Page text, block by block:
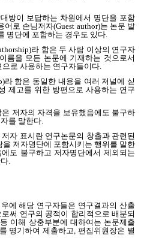
방이 보답하는 차원에서 명단을 포함
어로 손님저자(Guest author)는 논문 발
명단에 포함하는 경우도 있다.
라 함은 두 사람 이상의 연구자
름을 모든 논문에 기재하는 것으로서
로 사용하는 연구자들이다
라 함은 동일한 내용을 여러 저널에 싣
제고를 위한 방편으로 사용하는 연구
은 저자의 자격을 보유했음에도 불구하
를 말한다.
저자 표시란 연구논문의 창출과 관련된
저자명단에 포함시키는 행위를 말한
도 불구하고 저자명단에서 제외되는
에 해당 연구자들은 연구결과의 산출
써 연구의 공적이 합리적으로 배분되
등 이해 상충부분에 대하여는 논문제출
명기하여 제출하고, 편집위원장은 별